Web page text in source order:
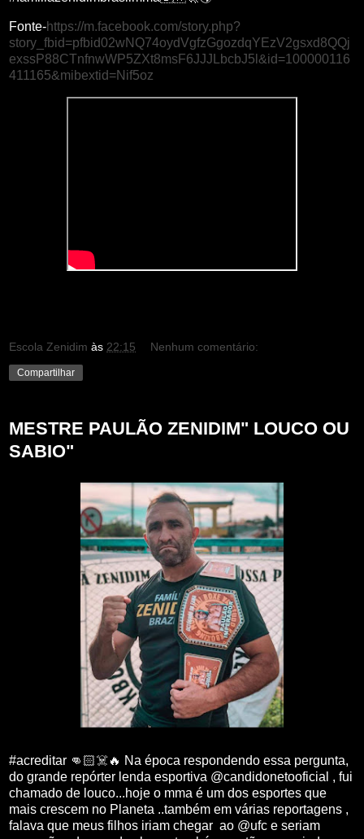
Fonte-https://m.facebook.com/story.php?
story_fbid=pfbid02wNQ74oydVgfzGgozdqYEzV2gsxd8QQj
exssP88CTnfnwWP5ZXt8msF6JJJLbcbJ5l&id=100000116
411165&mibextid=Nif5oz
Escola Zenidim às 22:15 Nenhum comentário:
Compartilhar
MESTRE PAULÃO ZENIDIM" LOUCO OU
SABIO"
#acreditar 👊🏻☠️🔥 Na época respondendo essa pergunta,
do grande repórter lenda esportiva @candidonetooficial , fui
chamado de louco...hoje o mma é um dos esportes que
mais crescem no Planeta ..também em várias reportagens ,
falava que meus filhos iriam chegar ao @ufc e seriam